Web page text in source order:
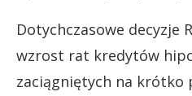
Dotychczasowe decyzje
wzrost rat kredytów
zaciągniętych na krótko